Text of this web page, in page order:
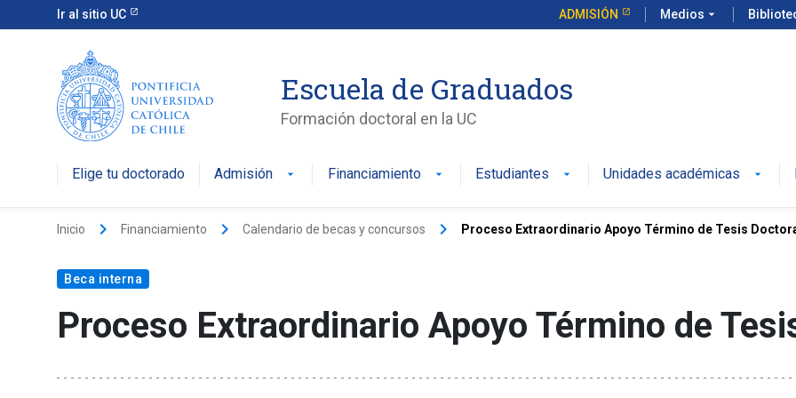
Ir al sitio UC ADMISIÓN Medios arrow_drop_down
Escuela de Graduados
Formación doctoral en la UC
Elige tu doctorado Admisión Financiamiento Estudiantes Unidades académicas
Inicio keyboard_arrow_right Financiamiento keyboard_arrow_right Calendario de becas y concursos keyboard_arrow_right Proceso Extraordinario Apoyo Término de Tesis
Beca interna
Proceso Extraordinario Apoyo Término de